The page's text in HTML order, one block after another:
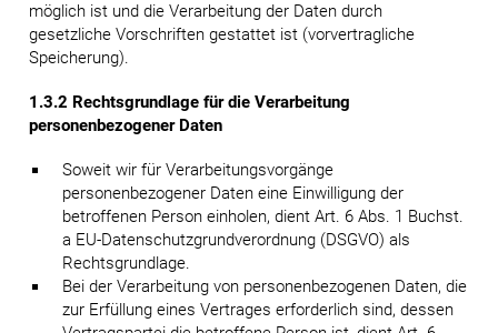
möglich ist und die Verarbeitung der Daten durch
gesetzliche Vorschriften gestattet ist (vorvertragliche
Speicherung).
1.3.2 Rechtsgrundlage für die Verarbeitung
personenbezogener Daten
Soweit wir für Verarbeitungsvorgänge
personenbezogener Daten eine Einwilligung der
betroffenen Person einholen, dient Art. 6 Abs. 1 Buchst.
a EU-Datenschutzgrundverordnung (DSGVO) als
Rechtsgrundlage.
Bei der Verarbeitung von personenbezogenen Daten, die
zur Erfüllung eines Vertrages erforderlich sind, dessen